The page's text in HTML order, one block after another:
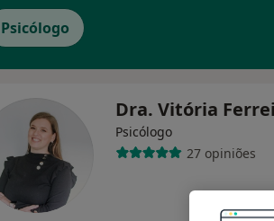
Psicólogo
Dra. Vitória
Psicólogo
27 opiniões